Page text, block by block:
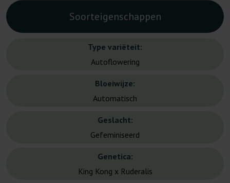
Soorteigenschappen
Type variëteit:
Autoflowering
Bloeiwijze:
Automatisch
Geslacht:
Gefeminiseerd
Genetica:
King Kong x Ruderalis